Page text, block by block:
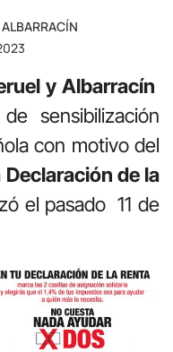
y Albarracín
sensibilización
con motivo del
Declaración de la
el pasado 11 de